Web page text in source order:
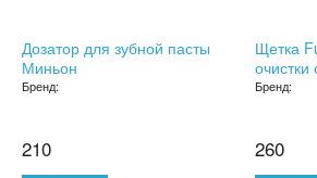
ТОВАРЫ ДЛЯ ПЛЯЖА
НАДУВНОЙ ДИВАН ЛАМЗАК
НАДУВНЫЕ МАТРАСЫ И КРУГИ
Дозатор для зубной пасты
Миньон
Бренд:
210
Щетка
очистки
Бренд:
260